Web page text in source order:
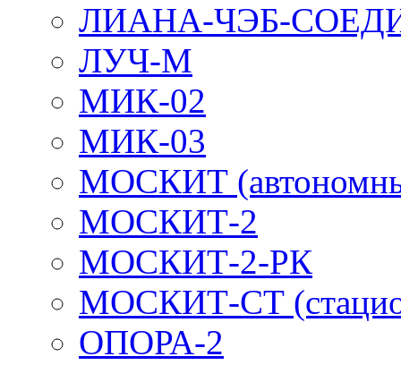
ЛИАНА-ЧЭБ-
ЛУЧ-М
МИК-02
МИК-03
МОСКИТ
МОСКИТ-2
МОСКИТ-2-РК
МОСКИТ-СТ
ОПОРА-2